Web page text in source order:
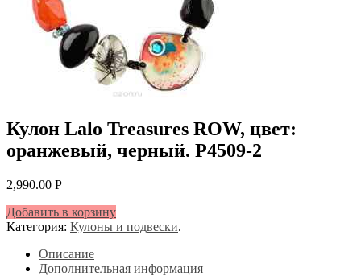
Кулон Lalo Treasures ROW, цвет:
оранжевый, черный. P4509-2
2,990.00 Р
Добавить в корзину
Категория: Кулоны и подвески.
Описание
Дополнительная информация